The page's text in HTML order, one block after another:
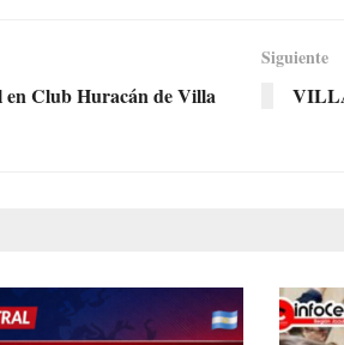
en Club Huracán de Villa
Siguiente